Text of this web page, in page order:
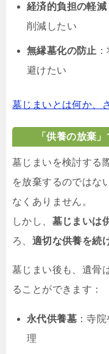
経済的負担の軽減
削減したい
無縁墓化の防止
避けたい
墓じまいとは何か、
「供養の放棄
墓じまいを検討する
を放棄するのではな
なくありません。
しかし、 墓じまいは
ろ、 適切な供養を続
墓じまい後も、遺骨
ることができます：
永代供養墓 ：寺
理